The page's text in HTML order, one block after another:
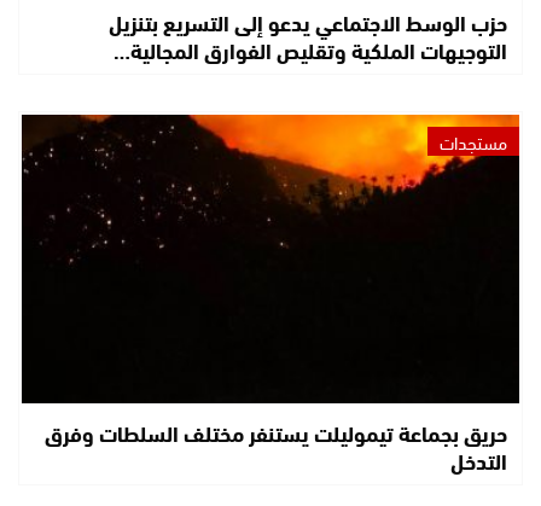
حزب الوسط الاجتماعي يدعو إلى التسريع بتنزيل
التوجيهات الملكية وتقليص الفوارق المجالية…
مستجدات
حريق بجماعة تيموليلت يستنفر مختلف السلطات وفرق
التدخل